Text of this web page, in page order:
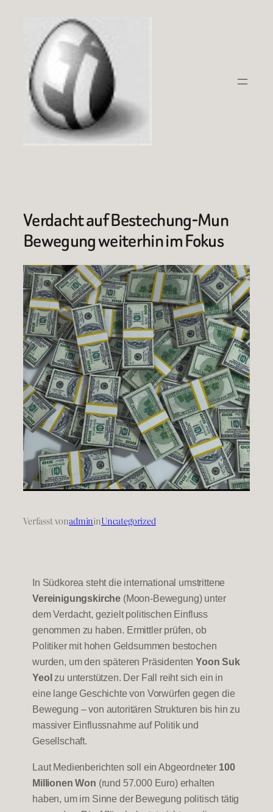
springen
Verdacht auf Bestechung-Mun
Bewegung weiterhin im Fokus
Verfasst vonadmininUncategorized
In Südkorea steht die international umstrittene
Vereinigungskirche (Moon-Bewegung) unter
dem Verdacht, gezielt politischen Einfluss
genommen zu haben. Ermittler prüfen, ob
Politiker mit hohen Geldsummen bestochen
wurden, um den späteren PräsidentenYoon Suk
Yeol zu unterstützen. Der Fall reiht sich ein in
eine lange Geschichte von Vorwürfen gegen die
Bewegung – von autoritären Strukturen bis hin zu
massiver Einflussnahme auf Politik und
Gesellschaft.
Laut Medienberichten soll ein Abgeordneter 100
Millionen Won (rund 57.000 Euro) erhalten
haben, um im Sinne der Bewegung politisch tätig